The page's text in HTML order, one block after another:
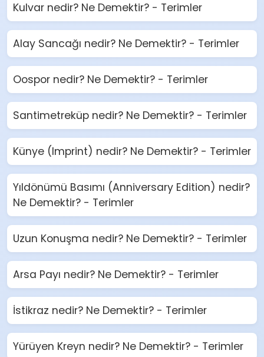
Kulvar nedir? Ne Demektir? - Terimler
Alay Sancağı nedir? Ne Demektir? - Terimler
Oospor nedir? Ne Demektir? - Terimler
Santimetreküp nedir? Ne Demektir? - Terimler
Künye (Imprint) nedir? Ne Demektir? - Terimler
Yıldönümü Basımı (Anniversary Edition) nedir?
Ne Demektir? - Terimler
Uzun Konuşma nedir? Ne Demektir? - Terimler
Arsa Payı nedir? Ne Demektir? - Terimler
İstikraz nedir? Ne Demektir? - Terimler
Yürüyen Kreyn nedir? Ne Demektir? - Terimler